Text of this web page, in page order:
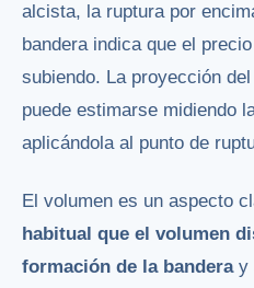
alcista, la ruptura por
bandera indica que el
subiendo. La proyección
puede estimarse midiendo
aplicándola al punto de
El volumen es un aspecto
habitual que el volumen
formación de la banderay